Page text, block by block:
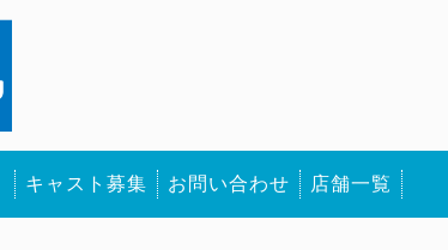
キャスト募集 お問い合わせ 店舗一覧